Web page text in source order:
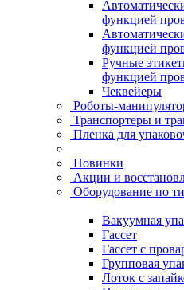
функцией
функцией
Ручные
функцией
Чеквейеры
Роботы-
Транспортеры и
Пленка для
Новинки
Акции и
Оборудование по
Вакуумная
Гассет
Гассет с
Групповая
Лоток с